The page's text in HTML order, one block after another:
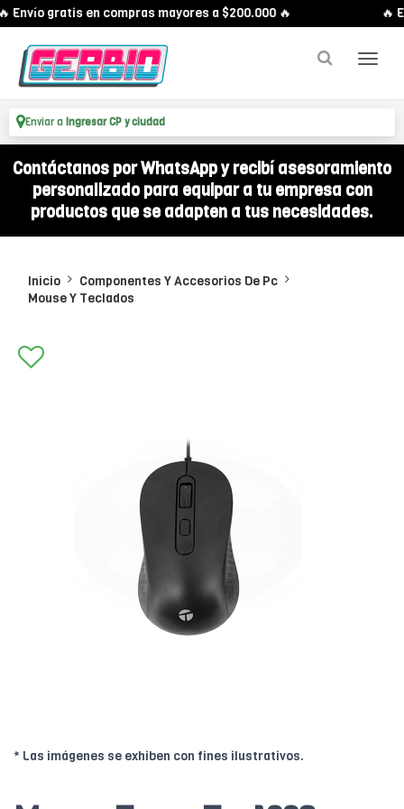
Envío gratis en compras mayores a $200.000 🔥 🔥
Enviar a Ingresar CP y ciudad
Contáctanos por WhatsApp y recibí asesoramiento
personalizado para equipar a tu empresa con
productos que se adapten a tus necesidades.
Inicio
Componentes Y Accesorios De Pc
Mouse Y Teclados
* Las imágenes se exhiben con fines ilustrativos.